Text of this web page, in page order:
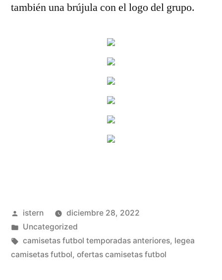
también una brújula con el logo del grupo.
Publicado
por
istern
diciembre 28, 2022
Publicado
en
Uncategorized
Etiquetas:
camisetas futbol temporadas anteriores, legea
camisetas futbol, ofertas camisetas futbol